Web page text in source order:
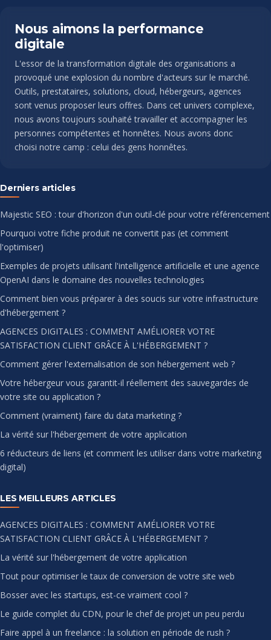
Nous aimons la performance
digitale
L'essor de la transformation digitale des organisations a
provoqué une explosion du nombre d'acteurs sur le marché.
Outils, prestataires, solutions, cloud, hébergeurs, agences
sont venus proposer leurs offres. Dans cet univers complexe,
nous avons toujours souhaité travailler et accompagner les
personnes compétentes et honnêtes. Nous avons donc
choisi notre camp : celui des gens honnêtes.
Derniers articles
Majestic SEO : tour d'horizon d'un outil-clé pour votre référencement
Pourquoi votre fiche produit ne convertit pas (et comment
l'optimiser)
Exemples de projets utilisant l'intelligence artificielle et une agence
OpenAI dans le domaine des nouvelles technologies
Comment bien vous préparer à des soucis sur votre infrastructure
d'hébergement ?
AGENCES DIGITALES : COMMENT AMÉLIORER VOTRE
SATISFACTION CLIENT GRÂCE À L'HÉBERGEMENT ?
Comment gérer l'externalisation de son hébergement web ?
Votre hébergeur vous garantit-il réellement des sauvegardes de
votre site ou application ?
Comment (vraiment) faire du data marketing ?
La vérité sur l'hébergement de votre application
6 réducteurs de liens (et comment les utiliser dans votre marketing
digital)
LES MEILLEURS ARTICLES
AGENCES DIGITALES : COMMENT AMÉLIORER VOTRE
SATISFACTION CLIENT GRÂCE À L'HÉBERGEMENT ?
La vérité sur l'hébergement de votre application
Tout pour optimiser le taux de conversion de votre site web
Bosser avec les startups, est-ce vraiment cool ?
Le guide complet du CDN, pour le chef de projet un peu perdu
Faire appel à un freelance : la solution en période de rush ?